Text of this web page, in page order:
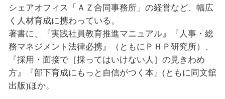
シェアオフィス「ＡＺ合同事務所」の経営など、幅広
く人材育成に携わっている。
著書に、『実践社員教育推進マニュアル』『人事・総
務マネジメント法律必携』（ともにＰＨＰ研究所）、
『採用・面接で［採ってはいけない人］の見きわめ
方』『部下育成にもっと自信がつく本』(ともに同文舘
出版)ほか。